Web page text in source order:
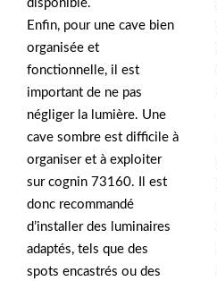
disponible.
Enfin, pour une cave bien
organisée et
fonctionnelle, il est
important de ne pas
négliger la lumière. Une
cave sombre est difficile à
organiser et à exploiter
sur cognin 73160. Il est
donc recommandé
d’installer des luminaires
adaptés, tels que des
spots encastrés ou des